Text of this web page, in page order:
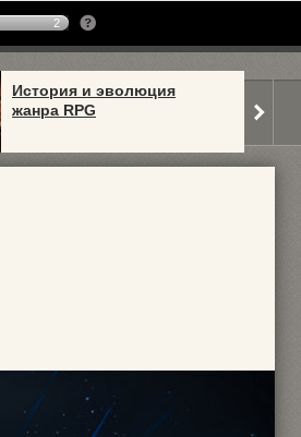
2
История и эволюция
жанра RPG